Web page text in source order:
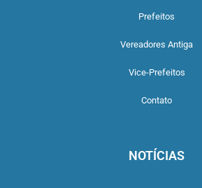
Prefeitos
Vereadores Antiga
Vice-Prefeitos
Contato
NOTÍCIAS